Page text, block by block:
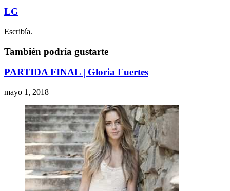
LG
Escribía.
También podría gustarte
PARTIDA FINAL | Gloria Fuertes
mayo 1, 2018